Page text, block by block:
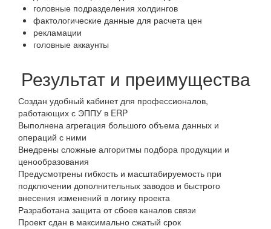
головные подразделения холдингов
фактологические данные для расчета цен
рекламации
головные аккаунты
Результат и преимущества
Создан удобный кабинет для профессионалов,
работающих с ЭППУ в ERP
Выполнена агрегация большого объема данных и
операций с ними
Внедрены сложные алгоритмы подбора продукции и
ценообразования
Предусмотрены гибкость и масштабируемость при
подключении дополнительных заводов и быстрого
внесения изменений в логику проекта
Разработана защита от сбоев каналов связи
Проект сдан в максимально сжатый срок